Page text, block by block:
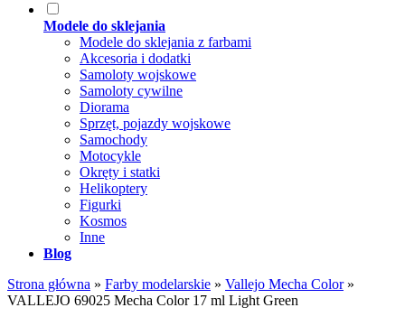
Modele do sklejania
Modele do sklejania z farbami
Akcesoria i dodatki
Samoloty wojskowe
Samoloty cywilne
Diorama
Sprzęt, pojazdy wojskowe
Samochody
Motocykle
Okręty i statki
Helikoptery
Figurki
Kosmos
Inne
Blog
Strona główna » Farby modelarskie » Vallejo Mecha Color»
VALLEJO 69025 Mecha Color 17 ml Light Green